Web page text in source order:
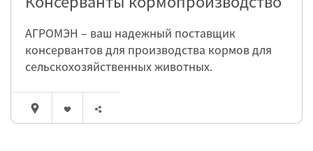
АГРОМЭН – ваш надежный поставщик
консервантов для производства кормов для
сельскохозяйственных животных.